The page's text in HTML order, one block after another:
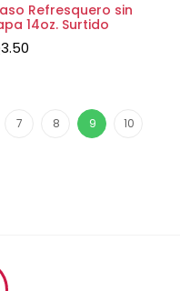
Refresquero sin
14oz. Surtido
3.50
7 8 9 10